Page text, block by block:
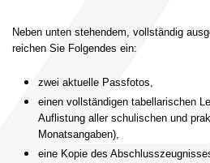
Neben unten stehendem, vollständig
reichen Sie Folgendes ein:
zwei aktuelle Passfotos,
einen vollständigen tabellarischen
Auflistung aller schulischen und
Monatsangaben),
eine Kopie des